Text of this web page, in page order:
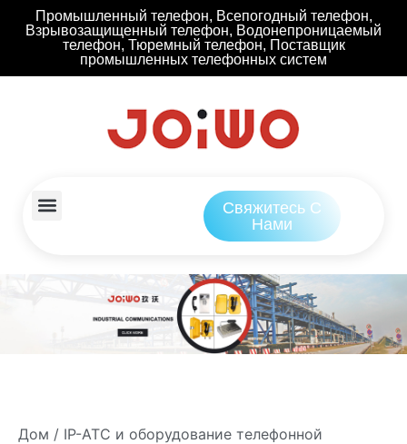
Промышленный телефон, Всепогодный телефон,
Взрывозащищенный телефон, Водонепроницаемый
телефон, Тюремный телефон, Поставщик
промышленных телефонных систем
Свяжитесь С
Нами
Дом / IP-АТС и оборудование телефонной